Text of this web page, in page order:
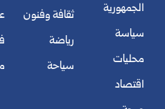
الجمهورية
سياسة
محليات
اقتصاد
ثقافة وفنون
رياضة
سياحة